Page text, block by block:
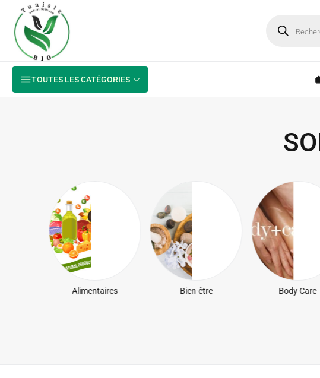
TOUTES LES CATÉGORIES
Alimentaires Bien-être Body Care